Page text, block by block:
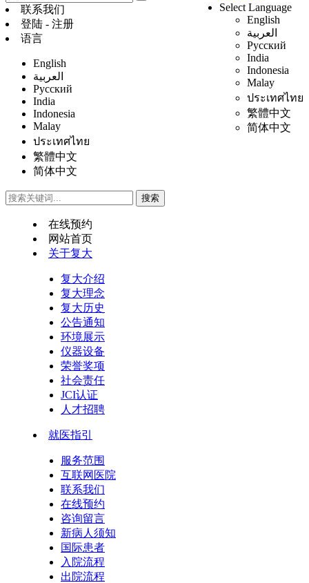
Select Language
English
العربية
Русский
India
Indonesia
Malay
ประเทศไทย
繁體中文
简体中文
联系我们
登陆 - 注册
语言
English
العربية
Русский
India
Indonesia
Malay
ประเทศไทย
繁體中文
简体中文
在线预约
网站首页
关于复大
复大介绍
复大理念
复大历史
公告通知
环境展示
仪器设备
荣誉奖项
社会责任
JCI认证
人才招聘
就医指引
服务范围
互联网医院
联系我们
在线预约
咨询留言
新病人须知
国际患者
入院流程
出院流程